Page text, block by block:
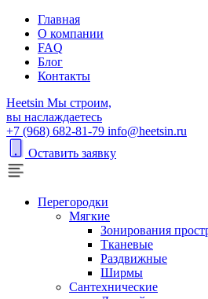
Главная
О компании
FAQ
Блог
Контакты
Heetsin Мы строим,
вы наслаждаетесь
+7 (968) 682-81-79 info@heetsin.ru
Оставить заявку
Перегородки
Мягкие
Зонирования
Тканевые
Раздвижные
Ширмы
Сантехнические